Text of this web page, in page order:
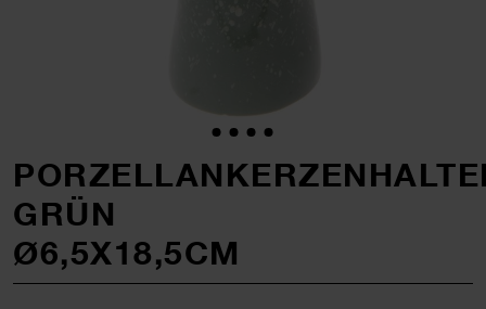
GRÜN
Ø6,5X18,5CM